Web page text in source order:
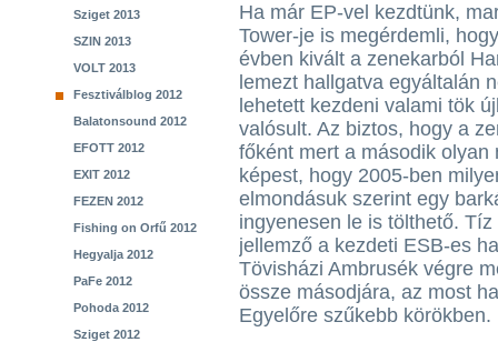
Sziget 2013
SZIN 2013
VOLT 2013
Fesztiválblog 2012
Balatonsound 2012
EFOTT 2012
EXIT 2012
FEZEN 2012
Fishing on Orfű 2012
Hegyalja 2012
PaFe 2012
Pohoda 2012
Sziget 2012
Ha már EP-vel kezdtünk,
Tower-je is megérdemli,
évben kivált a zenekarból
lemezt hallgatva egyáltalán
lehetett kezdeni valami tök
valósult. Az biztos, hogy a
főként mert a második
képest, hogy 2005-ben
elmondásuk szerint egy
ingyenesen le is tölthető.
jellemző a kezdeti ESB-es
Tövisházi Ambrusék végre
össze másodjára, az most
Egyelőre szűkebb körökben.